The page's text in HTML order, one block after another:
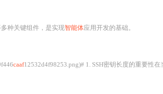
种关键组件，是实现智能体应用开发的基础。
caaf12532d4f98253.png)# 1. SSH密钥长度的重要性在